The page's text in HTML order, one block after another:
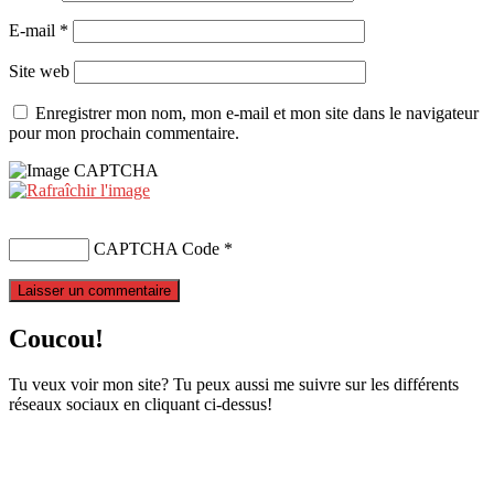
E-mail *
Site web
Enregistrer mon nom, mon e-mail et mon site dans le navigateur
pour mon prochain commentaire.
CAPTCHA Code *
Coucou!
Tu veux voir mon site? Tu peux aussi me suivre sur les différents
réseaux sociaux en cliquant ci-dessus!